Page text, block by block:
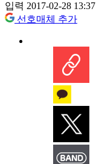
입력 2017-02-28 13:37
선호매체 추가